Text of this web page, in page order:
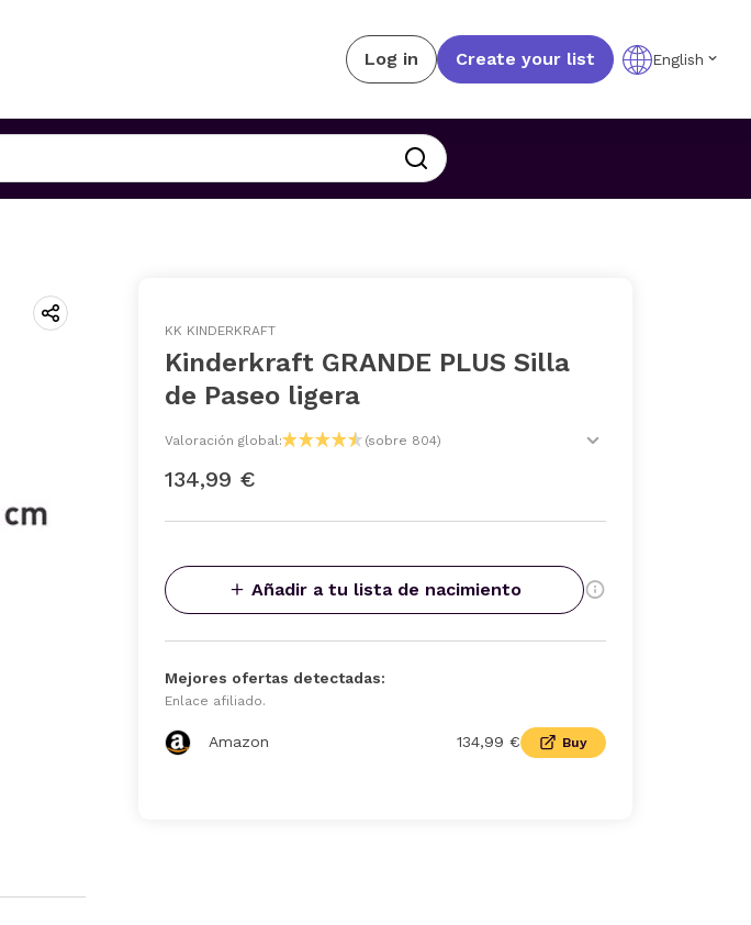
Log in Create your list English
KK KINDERKRAFT
Kinderkraft GRANDE PLUS Silla
de Paseo ligera
Valoración global: (sobre 804)
134,99 €
Añadir a tu lista de nacimiento
Mejores ofertas detectadas:
Enlace afiliado.
Amazon 134,99 € Buy